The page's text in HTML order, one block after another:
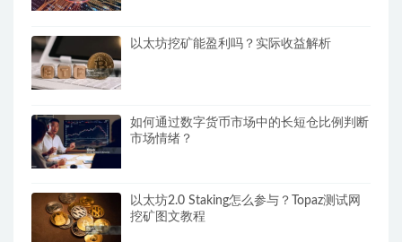
以太坊挖矿能盈利吗？实际收益解析
如何通过数字货币市场中的长短仓比例判断
市场情绪？
以太坊2.0 Staking怎么参与？Topaz测试网
挖矿图文教程